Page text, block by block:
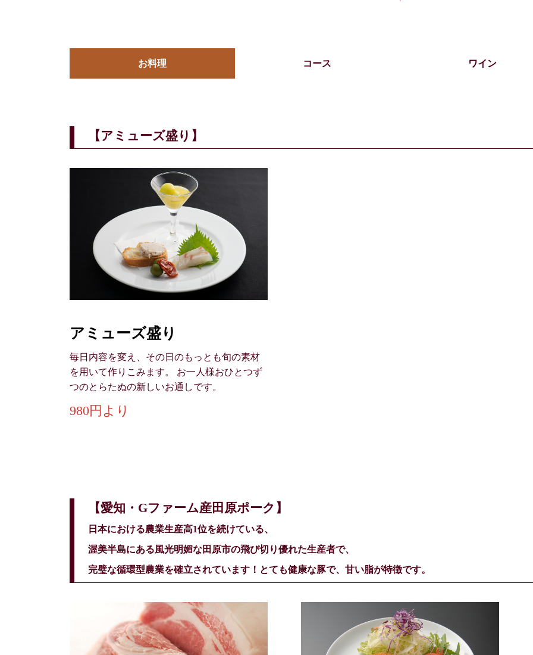
お料理 コース ワイン
【アミューズ盛り】
アミューズ盛り
毎日内容を変え、その日のもっとも旬の素材
を用いて作りこみます。 お一人様おひとつず
つのとらたぬの新しいお通しです。
980円より
【愛知・Gファーム産田原ポーク】
日本における農業生産高1位を続けている、
渥美半島にある風光明媚な田原市の飛び切り優れた生産者で、
完璧な循環型農業を確立されています！とても健康な豚で、甘い脂が特徴です。